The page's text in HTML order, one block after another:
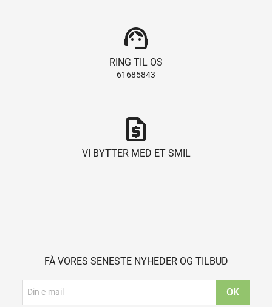
support_agent
RING TIL OS
61685843
request_quote
VI BYTTER MED ET SMIL
FÅ VORES SENESTE NYHEDER OG TILBUD